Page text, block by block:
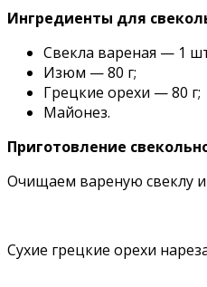
Ингредиенты для
Свекла вареная — 1
Изюм — 80 г;
Грецкие орехи — 80 г;
Майонез.
Приготовление
Очищаем вареную свеклу
Сухие грецкие орехи